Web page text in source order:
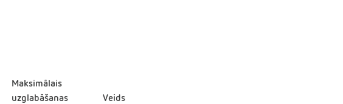
Maksimālais
uzglabāšanas
Veids